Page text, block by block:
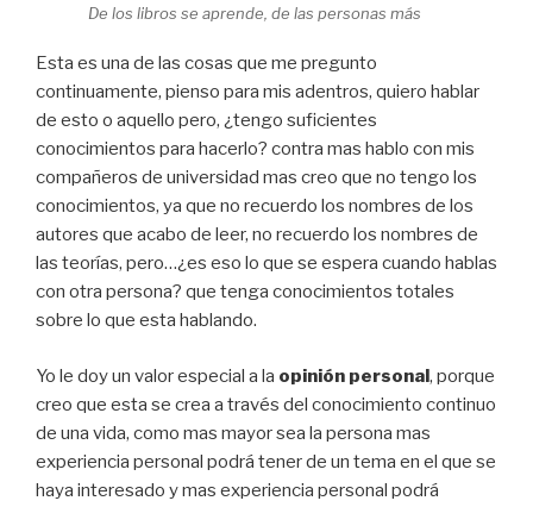
De los libros se aprende, de las personas más
Esta es una de las cosas que me pregunto
continuamente, pienso para mis adentros, quiero hablar
de esto o aquello pero, ¿tengo suficientes
conocimientos para hacerlo? contra mas hablo con mis
compañeros de universidad mas creo que no tengo los
conocimientos, ya que no recuerdo los nombres de los
autores que acabo de leer, no recuerdo los nombres de
las teorías, pero…¿es eso lo que se espera cuando hablas
con otra persona? que tenga conocimientos totales
sobre lo que esta hablando.
Yo le doy un valor especial a la opinión personal, porque
creo que esta se crea a través del conocimiento continuo
de una vida, como mas mayor sea la persona mas
experiencia personal podrá tener de un tema en el que se
haya interesado y mas experiencia personal podrá